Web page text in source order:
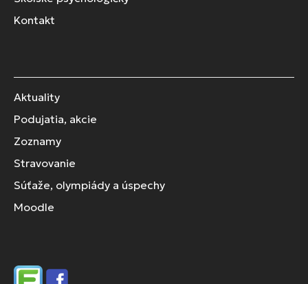
Kontakt
Aktuality
Podujatia, akcie
Zoznamy
Stravovanie
Súťaže, olympiády a úspechy
Moodle